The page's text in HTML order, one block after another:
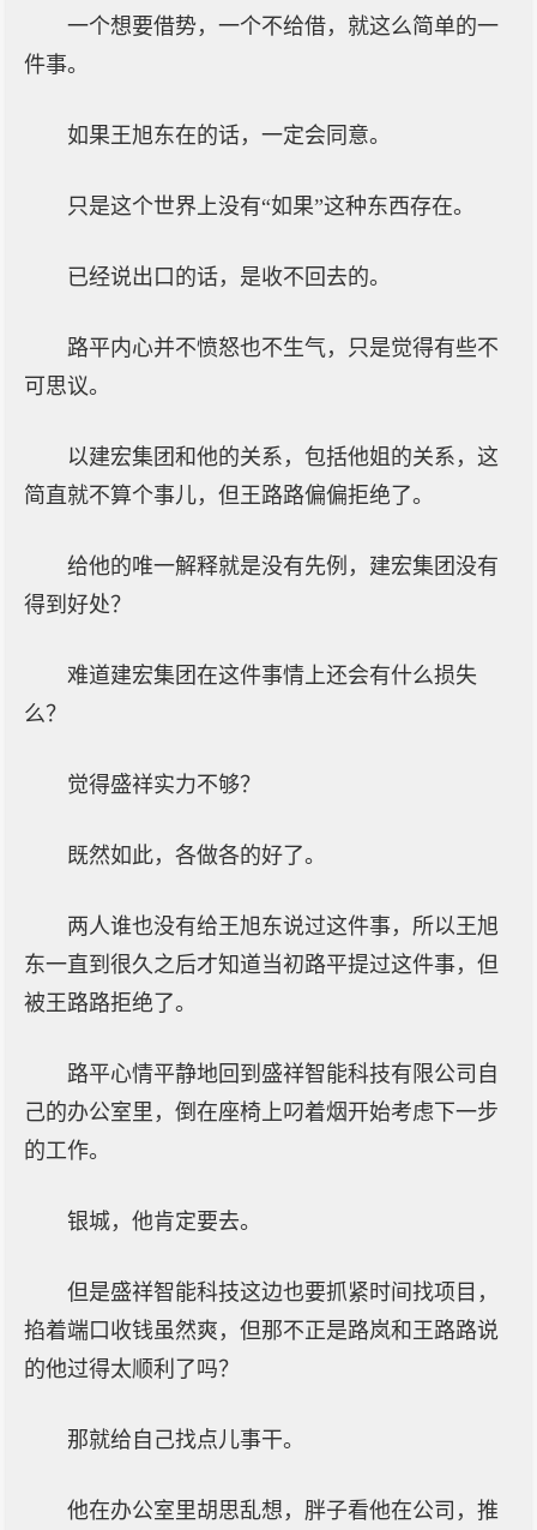
一个想要借势，一个不给借，就这么简单的一
件事。
如果王旭东在的话，一定会同意。
只是这个世界上没有“如果”这种东西存在。
已经说出口的话，是收不回去的。
路平内心并不愤怒也不生气，只是觉得有些不
可思议。
以建宏集团和他的关系，包括他姐的关系，这
简直就不算个事儿，但王路路偏偏拒绝了。
给他的唯一解释就是没有先例，建宏集团没有
得到好处？
难道建宏集团在这件事情上还会有什么损失
么？
觉得盛祥实力不够？
既然如此，各做各的好了。
两人谁也没有给王旭东说过这件事，所以王旭
东一直到很久之后才知道当初路平提过这件事，但
被王路路拒绝了。
路平心情平静地回到盛祥智能科技有限公司自
己的办公室里，倒在座椅上叼着烟开始考虑下一步
的工作。
银城，他肯定要去。
但是盛祥智能科技这边也要抓紧时间找项目，
掐着端口收钱虽然爽，但那不正是路岚和王路路说
的他过得太顺利了吗？
那就给自己找点儿事干。
他在办公室里胡思乱想，胖子看他在公司，推